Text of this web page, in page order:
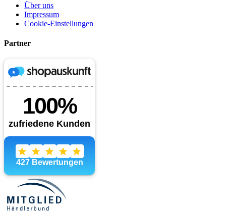
Über uns
Impressum
Cookie-Einstellungen
Partner